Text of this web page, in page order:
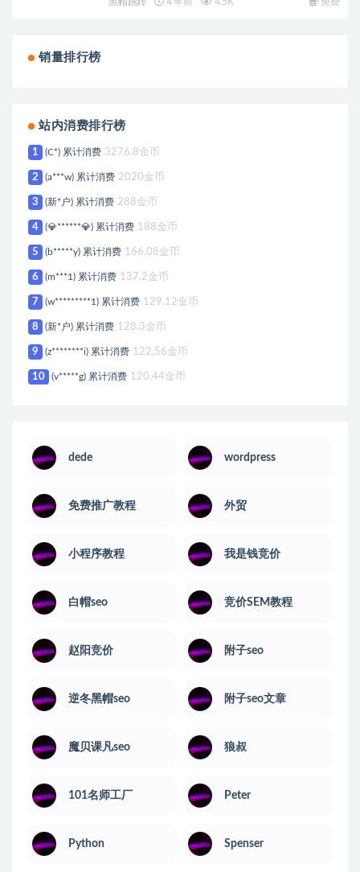
销量排行榜
站内消费排行榜
1 (C*) 累计消费 3276.8金币
2 (a***w) 累计消费 2020金币
3 (新*户) 累计消费 288金币
4 (💎******💎) 累计消费 188金币
5 (b*****y) 累计消费 166.08金币
6 (m***1) 累计消费 137.2金币
7 (w*********1) 累计消费 129.12金币
8 (新*户) 累计消费 128.3金币
9 (z********i) 累计消费 122.56金币
10 (v*****g) 累计消费 120.44金币
dede wordpress
免费推广教程 外贸
小程序教程 我是钱竞价
白帽seo 竞价SEM教程
赵阳竞价 附子seo
逆冬黑帽seo 附子seo文章
魔贝课凡seo 狼叔
101名师工厂 Peter
Python Spenser